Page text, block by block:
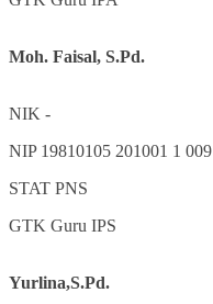
Moh. Faisal, S.Pd.
NIK -
NIP 19810105 201001 1 009
STAT PNS
GTK Guru IPS
Yurlina,S.Pd.